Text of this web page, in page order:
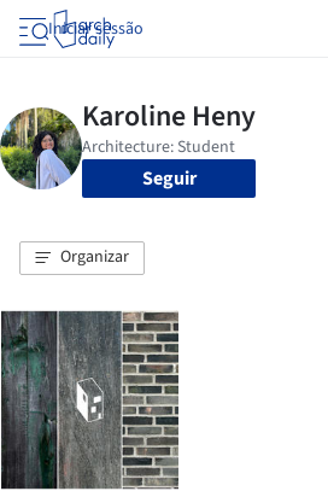
Iniciar sessão
Seguir
Organizar